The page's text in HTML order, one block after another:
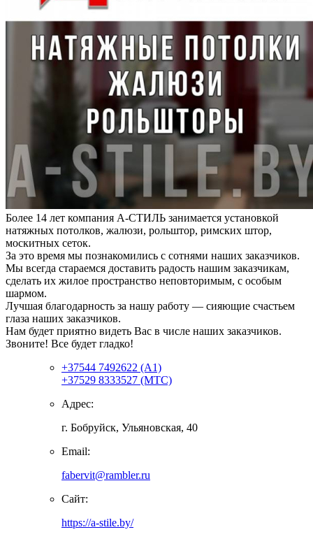
Более 14 лет компания А-СТИЛЬ занимается установкой
натяжных потолков, жалюзи, рольштор, римских штор,
москитных сеток.
За это время мы познакомились с сотнями наших заказчиков.
Мы всегда стараемся доставить радость нашим заказчикам,
сделать их жилое пространство неповторимым, с особым
шармом.
Лучшая благодарность за нашу работу — сияющие счастьем
глаза наших заказчиков.
Нам будет приятно видеть Вас в числе наших заказчиков.
Звоните! Все будет гладко!
+37544 7492622 (А1)
+37529 8333527 (МТС)
Адрес:
г. Бобруйск, Ульяновская, 40
Email:
fabervit@rambler.ru
Сайт:
https://a-stile.by/